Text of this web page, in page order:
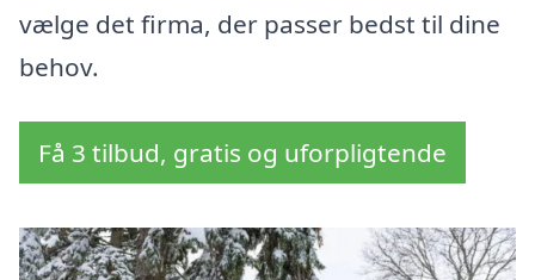
vælge det firma, der passer bedst til dine
behov.
Få 3 tilbud, gratis og uforpligtende